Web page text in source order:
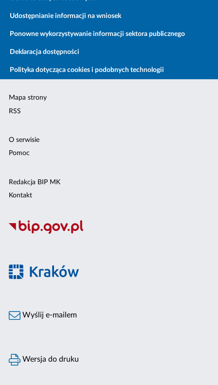
Udostępnianie informacji na wniosek
Ponowne wykorzystywanie informacji sektora publicznego
Deklaracja dostępności
Polityka dotycząca cookies i podobnych technologii
Mapa strony
RSS
O serwisie
Pomoc
Redakcja BIP MK
Kontakt
Wyślij e-mailem
Wersja do druku